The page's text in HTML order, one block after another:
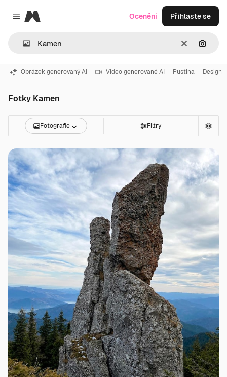
Close menu
Magnific
ZrušitHledat
Ocenění Přihlaste se
Obrázek generovaný AI Video generované AI Pustina Design
Fotky Kamen
Fotografie Filtry